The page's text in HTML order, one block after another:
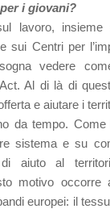
i giovani?
lavoro,
sui Centri per
vedere
Al di là di
e aiutare i
da tempo.
sistema e su
di aiuto al
motivo occorre
europei: il